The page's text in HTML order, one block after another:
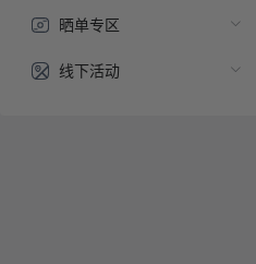
晒单专区
线下活动